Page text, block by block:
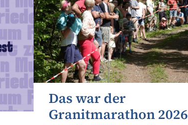
Das war der
Granitmarathon 2026